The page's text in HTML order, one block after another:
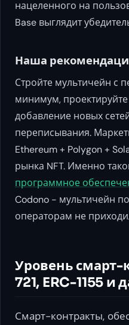
нацеленного на
Base выглядит
Наша
Стройте мультичейн с
минимум, проектируйте
добавление новых
переписывания.
Ethereum + Polygon +
рынка NFT. Именно
программное
Codono - мультичейн
операторам не
Уровень смарт-
721, ERC-1155 и
Смарт-контракты,